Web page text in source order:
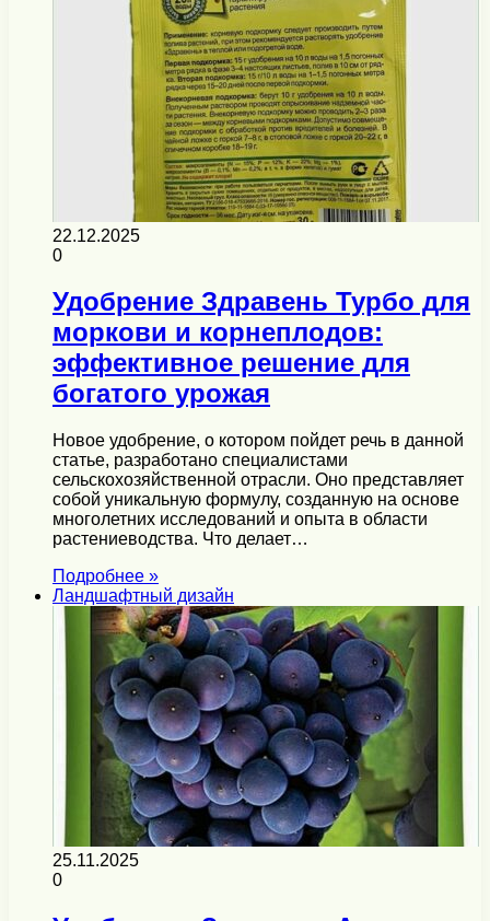
22.12.2025
0
Удобрение Здравень Турбо для
моркови и корнеплодов:
эффективное решение для
богатого урожая
Новое удобрение, о котором пойдет речь в данной
статье, разработано специалистами
сельскохозяйственной отрасли. Оно представляет
собой уникальную формулу, созданную на основе
многолетних исследований и опыта в области
растениеводства. Что делает…
Подробнее »
Ландшафтный дизайн
25.11.2025
0